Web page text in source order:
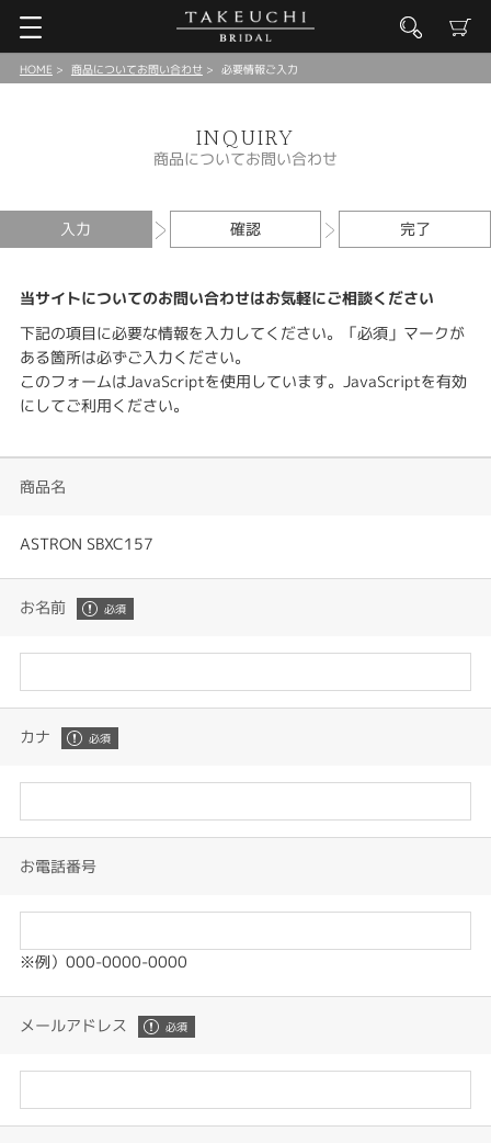
HOME 商品についてお問い合わせ 必要情報ご入力
INQUIRY
商品についてお問い合わせ
入力 確認 完了
当サイトについてのお問い合わせはお気軽にご相談ください
下記の項目に必要な情報を入力してください。「必須」マークが
ある箇所は必ずご入力ください。
このフォームはJavaScriptを使用しています。JavaScriptを有効
にしてご利用ください。
商品名
ASTRON SBXC157
お名前
カナ
お電話番号
※例）000-0000-0000
メールアドレス